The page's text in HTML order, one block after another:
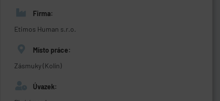
Firma:
Etimos Human s.r.o.
Místo práce:
Zásmuky (Kolín)
Úvazek: